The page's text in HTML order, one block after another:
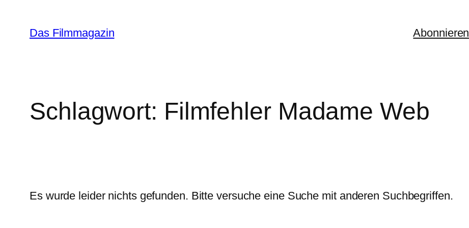
Inhalt
springen
Das Filmmagazin Abonnieren
Schlagwort: Filmfehler Madame Web
Es wurde leider nichts gefunden. Bitte versuche eine Suche mit anderen Suchbegriffen.